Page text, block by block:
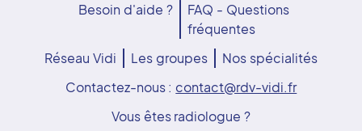
Besoin d'aide ?
FAQ - Questions
fréquentes
Réseau Vidi
Les groupes
Nos spécialités
Contactez-nous : contact@rdv-vidi.fr
Vous êtes radiologue ?